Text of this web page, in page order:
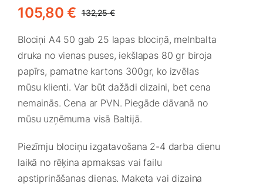
Preces birojam
Preces pieaugušajiem
Rotaļlietas, bērnu preces
Smaržas, kosmētika
132,25€Original
price
was:
132,25 €.
105,80€
Current
price
is:
105,80 €.
Blociņi A4 50 gab 25 lapas blociņā, melnbalta
druka no vienas puses, iekšlapas 80 gr biroja
papīrs, pamatne kartons 300gr, ko izvēlas
mūsu klienti. Var būt dažādi dizaini, bet cena
nemainās. Cena ar PVN. Piegāde dāvanā no
mūsu uzņēmuma visā Baltijā.
Piezīmju blociņu izgatavošana 2-4 darba dienu
laikā no rēķina apmaksas vai failu
apstiprināšanas dienas. Maketa vai dizaina